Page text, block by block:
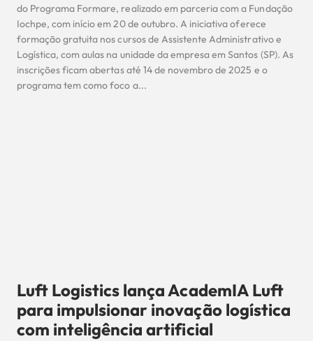
do Programa Formare, realizado em parceria com a Fundação
Iochpe, com início em 20 de outubro. A iniciativa oferece
formação gratuita nos cursos de Assistente Administrativo e
Logística, com aulas na unidade da empresa em Santos (SP). As
inscrições ficam abertas até 14 de novembro de 2025 e o
programa tem como foco a...
Luft Logistics lança AcademIA Luft
para impulsionar inovação logística
com inteligência artificial